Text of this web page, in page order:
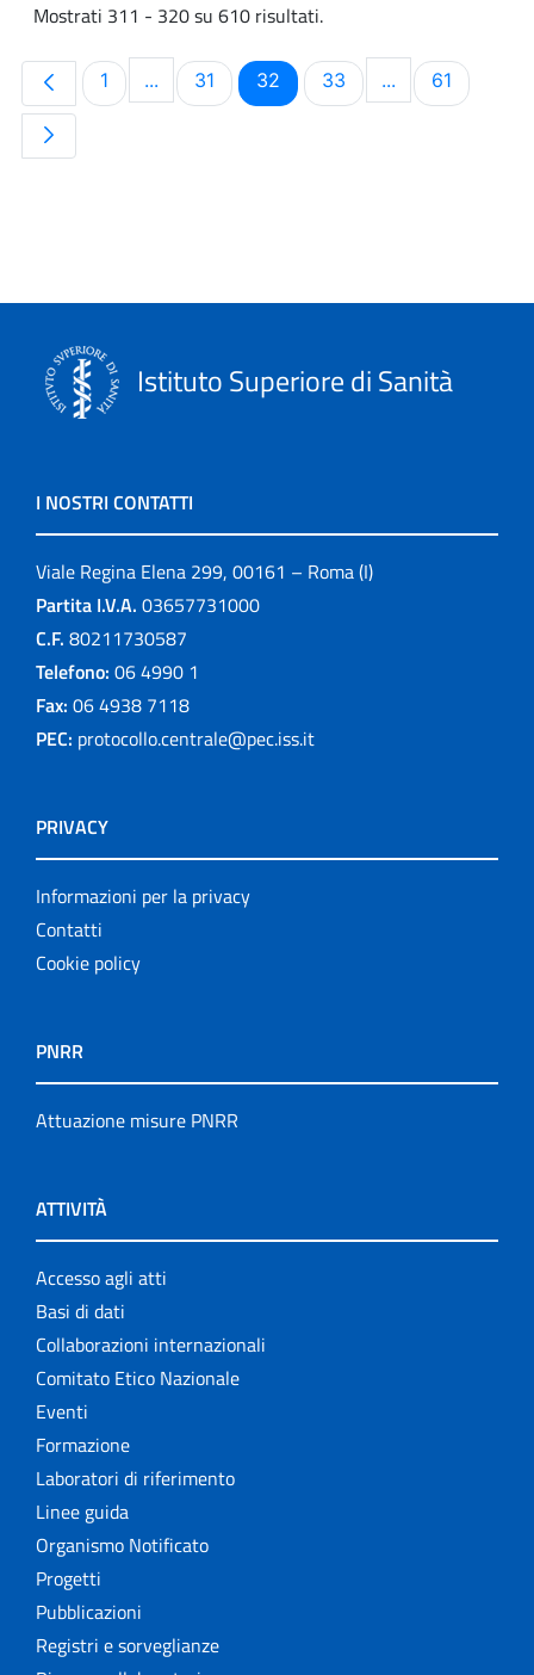
Mostrati 311 - 320 su 610 risultati.
Pagina
1 ...Pagine intermedie Use TAB to navigate.
Pagina
31 Pagina
32 Pagina
33 ...PaginePagina
61
Istituto Superiore di Sanità
I NOSTRI CONTATTI
Viale Regina Elena 299, 00161 – Roma (I)
Partita I.V.A. 03657731000
C.F. 80211730587
Telefono: 06 4990 1
Fax: 06 4938 7118
PEC: protocollo.centrale@pec.iss.it
PRIVACY
Informazioni per la privacy
Contatti
Cookie policy
PNRR
Attuazione misure PNRR
ATTIVITÀ
Accesso agli atti
Basi di dati
Collaborazioni internazionali
Comitato Etico Nazionale
Eventi
Formazione
Laboratori di riferimento
Linee guida
Organismo Notificato
Progetti
Pubblicazioni
Registri e sorveglianze